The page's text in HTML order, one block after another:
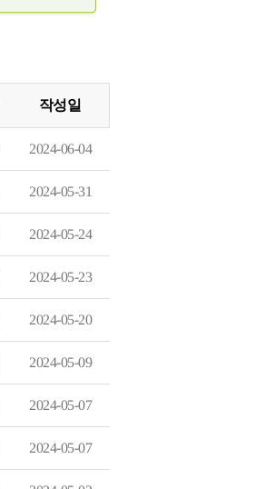
작성일
2024-06-04
2024-05-31
2024-05-24
2024-05-23
2024-05-20
2024-05-09
2024-05-07
2024-05-07